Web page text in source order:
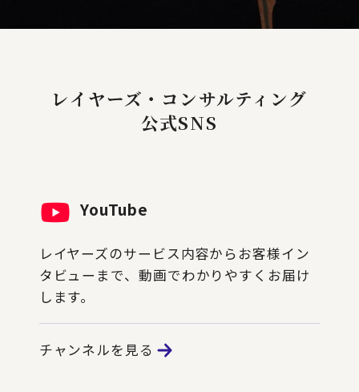
レイヤーズ・コンサルティング
公式SNS
YouTube
レイヤーズのサービス内容からお客様イン
タビューまで、動画でわかりやすくお届け
します。
チャンネルを見る